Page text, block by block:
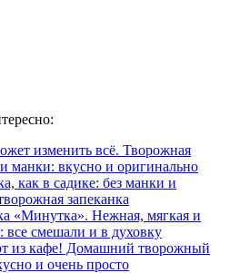
изменить всё. Творожная
манки: вкусно и оригинально
как в садике: без манки и
запеканка
«Минутка». Нежная, мягкая и
все смешали и в духовку
из кафе! Домашний творожный
и очень просто